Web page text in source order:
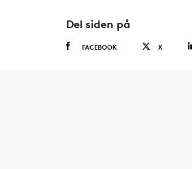
Del siden på
FACEBOOK X